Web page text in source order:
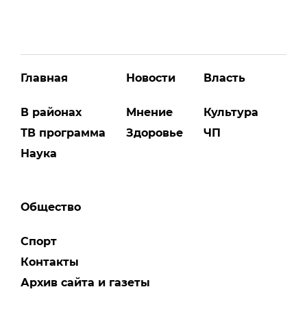
Главная
В районах
ТВ программа
Наука
Новости
Мнение
Здоровье
Власть
Культура
ЧП
Общество
Спорт
Контакты
Архив сайта и газеты